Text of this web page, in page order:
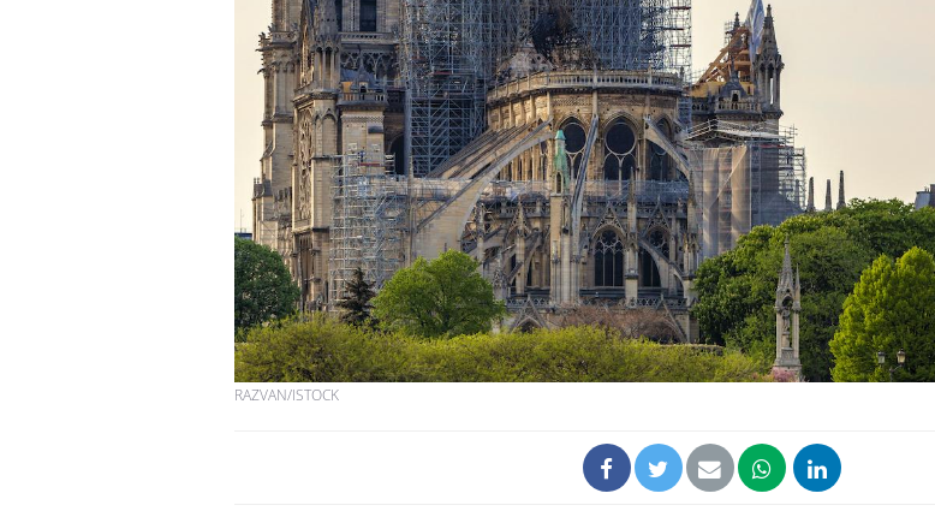
RAZVAN/ISTOCK
Syndrome métabolique :
quels sont les meilleurs
exercices physiques ?
Comment éviter une otite
pendant les vacances ?
Mortalité infantile : un
rapport s’interroge sur
son taux élevé en France
Grossesse à risque : ce jus
naturel attire l'attention
des chercheurs